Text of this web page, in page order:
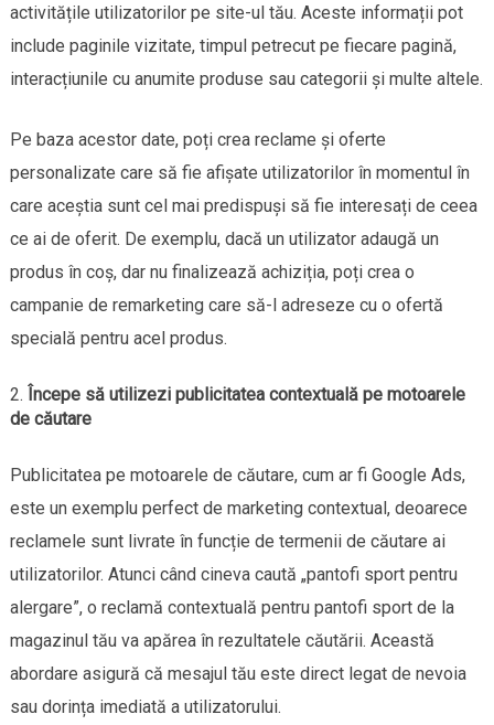
activitățile utilizatorilor pe site-ul tău. Aceste informații pot
include paginile vizitate, timpul petrecut pe fiecare pagină,
interacțiunile cu anumite produse sau categorii și multe altele.
Pe baza acestor date, poți crea reclame și oferte
personalizate care să fie afișate utilizatorilor în momentul în
care aceștia sunt cel mai predispuși să fie interesați de ceea
ce ai de oferit. De exemplu, dacă un utilizator adaugă un
produs în coș, dar nu finalizează achiziția, poți crea o
campanie de remarketing care să-l adreseze cu o ofertă
specială pentru acel produs.
Începe să utilizezi publicitatea contextuală pe motoarele
de căutare
Publicitatea pe motoarele de căutare, cum ar fi Google Ads,
este un exemplu perfect de marketing contextual, deoarece
reclamele sunt livrate în funcție de termenii de căutare ai
utilizatorilor. Atunci când cineva caută „pantofi sport pentru
alergare”, o reclamă contextuală pentru pantofi sport de la
magazinul tău va apărea în rezultatele căutării. Această
abordare asigură că mesajul tău este direct legat de nevoia
sau dorința imediată a utilizatorului.